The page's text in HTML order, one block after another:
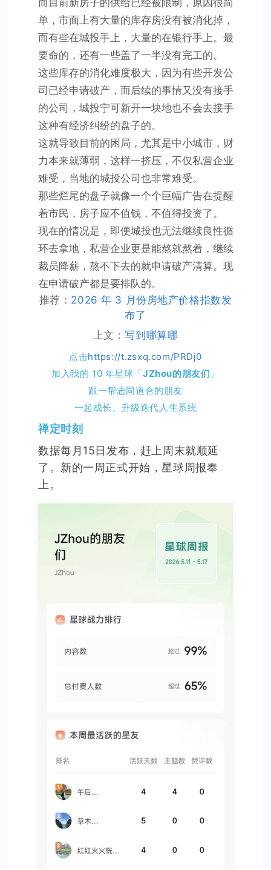
单，市面上有大量的库存房没有被消化掉，
而有些在城投手上，大量的在银行手上。最
要命的，还有一些盖了一半没有完工的。
这些库存的消化难度极大，因为有些开发公
司已经申请破产，而后续的事情又没有接手
的公司，城投宁可新开一块地也不会去接手
这种有经济纠纷的盘子的。
这就导致目前的困局，尤其是中小城市，财
力本来就薄弱，这样一挤压，不仅私营企业
难受，当地的城投公司也非常难受。
那些烂尾的盘子就像一个个巨幅广告在提醒
着市民，房子应不值钱，不值得投资了。
现在的情况是，即便城投也无法继续良性循
环去拿地，私营企业更是能熬就熬着，继续
裁员降薪，熬不下去的就申请破产清算。现
在申请破产都是要排队的。
推荐： 2026 年 3 月份房地产价格指数发
布了
上文：写到哪算哪
点击https://t.zsxq.com/PRDj0
加入我的 10 年星球「JZhou的朋友们 」
跟一帮志同道合的朋友
一起成长、升级迭代人生系统
禅定时刻
数据每月15日发布，赶上周末就顺延
了。新的一周正式开始，星球周报奉
上。